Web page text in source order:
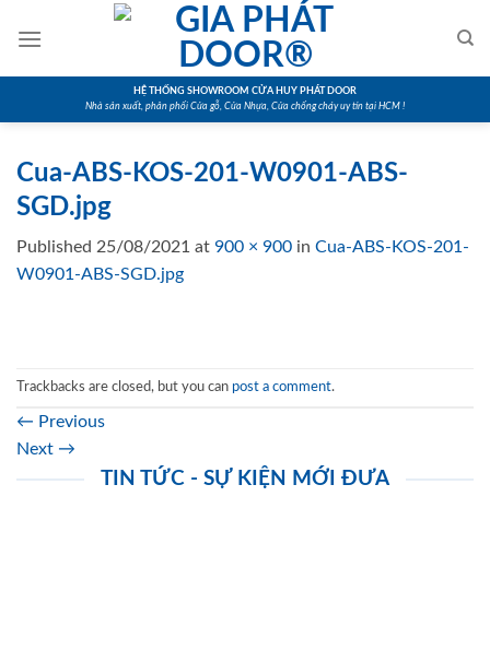
HỆ THỐNG SHOWROOM CỬA HUY PHÁT DOOR
Nhà sản xuất, phân phối Cửa gỗ, Cửa Nhựa, Cửa chống cháy uy tín tại HCM !
Cua-ABS-KOS-201-W0901-ABS-
SGD.jpg
Published 25/08/2021 at 900 × 900 in Cua-ABS-KOS-201-
W0901-ABS-SGD.jpg
Trackbacks are closed, but you can post a comment.
← Previous
Next →
TIN TỨC - SỰ KIỆN MỚI ĐƯA